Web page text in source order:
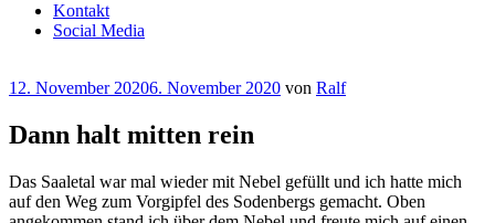
Kontakt
Social Media
Veröffentlicht
12. November 20206. November 2020 von Ralf
Dann halt mitten rein
Das Saaletal war mal wieder mit Nebel gefüllt und ich hatte mich
auf den Weg zum Vorgipfel des Sodenbergs gemacht. Oben